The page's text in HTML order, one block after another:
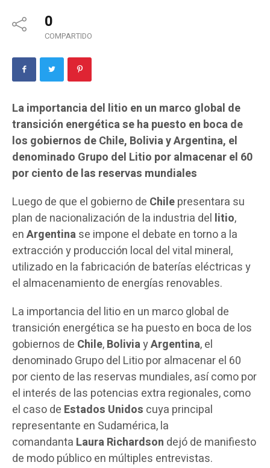
0
COMPARTIDO
La importancia del litio en un marco global de
transición energética se ha puesto en boca de
los gobiernos de Chile, Bolivia y Argentina, el
denominado Grupo del Litio por almacenar el 60
por ciento de las reservas mundiales
Luego de que el gobierno de Chilepresentara su
plan de nacionalización de la industria del litio,
enArgentinase impone el debate en torno a la
extracción y producción local del vital mineral,
utilizado en la fabricación de baterías eléctricas y
el almacenamiento de energías renovables.
La importancia del litio en un marco global de
transición energética se ha puesto en boca de los
gobiernos de Chile,BoliviayArgentina, el
denominado Grupo del Litio por almacenar el 60
por ciento de las reservas mundiales, así como por
el interés de las potencias extra regionales, como
el caso de Estados Unidos cuya principal
representante en Sudamérica, la
comandanta Laura Richardson dejó de manifiesto
de modo público en múltiples entrevistas.